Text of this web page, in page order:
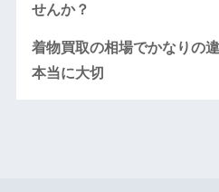
せんか？
着物買取の相場でかなりの
本当に大切